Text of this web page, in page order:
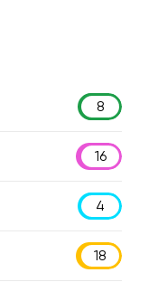
8
16
4
18